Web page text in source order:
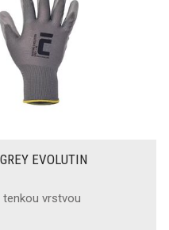
EVOLUTIN
vrstvou